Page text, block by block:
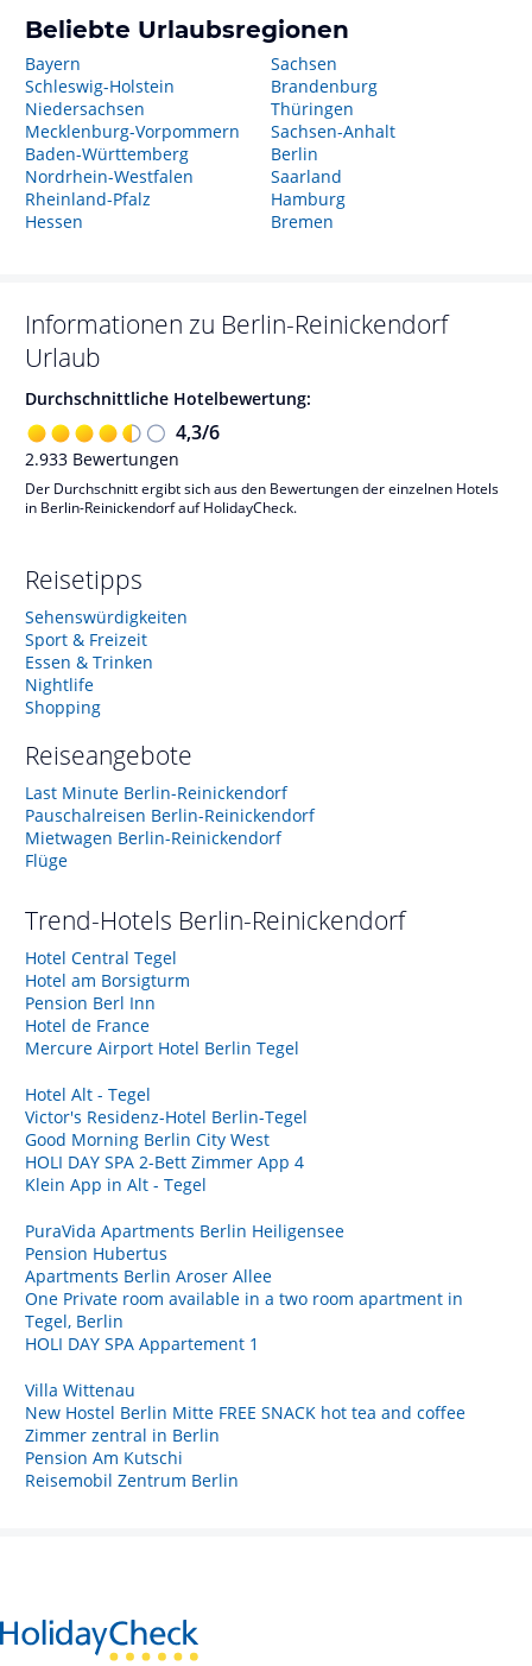
Beliebte Urlaubsregionen
Bayern
Schleswig-Holstein
Niedersachsen
Mecklenburg-Vorpommern
Baden-Württemberg
Nordrhein-Westfalen
Rheinland-Pfalz
Hessen
Sachsen
Brandenburg
Thüringen
Sachsen-Anhalt
Berlin
Saarland
Hamburg
Bremen
Informationen zu Berlin-Reinickendorf
Urlaub
Durchschnittliche Hotelbewertung:
4,3/6
2.933 Bewertungen
Der Durchschnitt ergibt sich aus den Bewertungen der einzelnen Hotels
in Berlin-Reinickendorf auf HolidayCheck.
Reisetipps
Sehenswürdigkeiten
Sport & Freizeit
Essen & Trinken
Nightlife
Shopping
Reiseangebote
Last Minute Berlin-Reinickendorf
Pauschalreisen Berlin-Reinickendorf
Mietwagen Berlin-Reinickendorf
Flüge
Trend-Hotels Berlin-Reinickendorf
Hotel Central Tegel
Hotel am Borsigturm
Pension Berl Inn
Hotel de France
Mercure Airport Hotel Berlin Tegel
Hotel Alt - Tegel
Victor's Residenz-Hotel Berlin-Tegel
Good Morning Berlin City West
HOLI DAY SPA 2-Bett Zimmer App 4
Klein App in Alt - Tegel
PuraVida Apartments Berlin Heiligensee
Pension Hubertus
Apartments Berlin Aroser Allee
One Private room available in a two room apartment in
Tegel, Berlin
HOLI DAY SPA Appartement 1
Villa Wittenau
New Hostel Berlin Mitte FREE SNACK hot tea and coffee
Zimmer zentral in Berlin
Pension Am Kutschi
Reisemobil Zentrum Berlin